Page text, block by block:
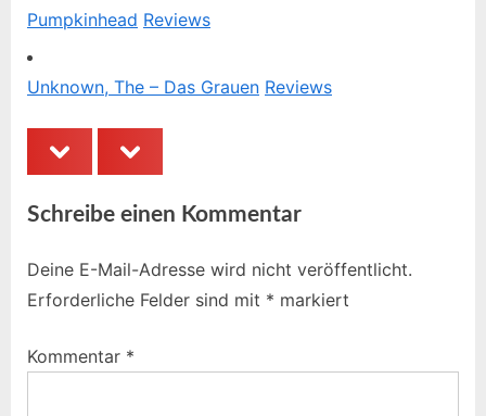
Pumpkinhead Reviews
Unknown, The – Das Grauen Reviews
prev next
Schreibe einen Kommentar
Deine E-Mail-Adresse wird nicht veröffentlicht.
Erforderliche Felder sind mit * markiert
Kommentar *